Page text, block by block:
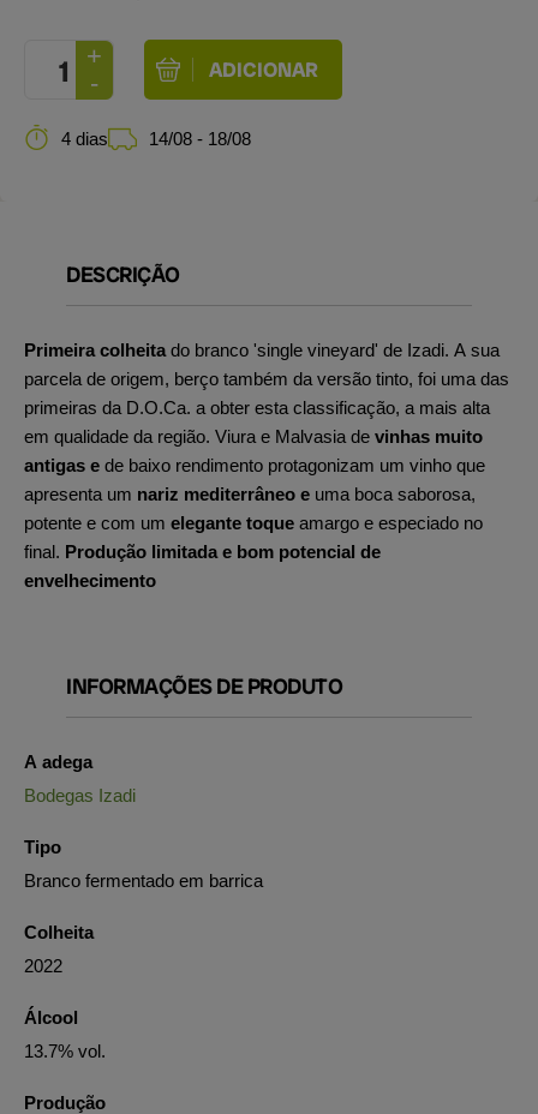
4 dias 14/08 - 18/08
DESCRIÇÃO
Primeira colheita do branco 'single vineyard' de Izadi. A sua
parcela de origem, berço também da versão tinto, foi uma das
primeiras da D.O.Ca. a obter esta classificação, a mais alta
em qualidade da região. Viura e Malvasia de vinhas muito
antigas e de baixo rendimento protagonizam um vinho que
apresenta um nariz mediterrâneo e uma boca saborosa,
potente e com um elegante toque amargo e especiado no
final. Produção limitada e bom potencial de
envelhecimento
INFORMAÇÕES DE PRODUTO
A adega
Bodegas Izadi
Tipo
Branco fermentado em barrica
Colheita
2022
Álcool
13.7% vol.
Produção